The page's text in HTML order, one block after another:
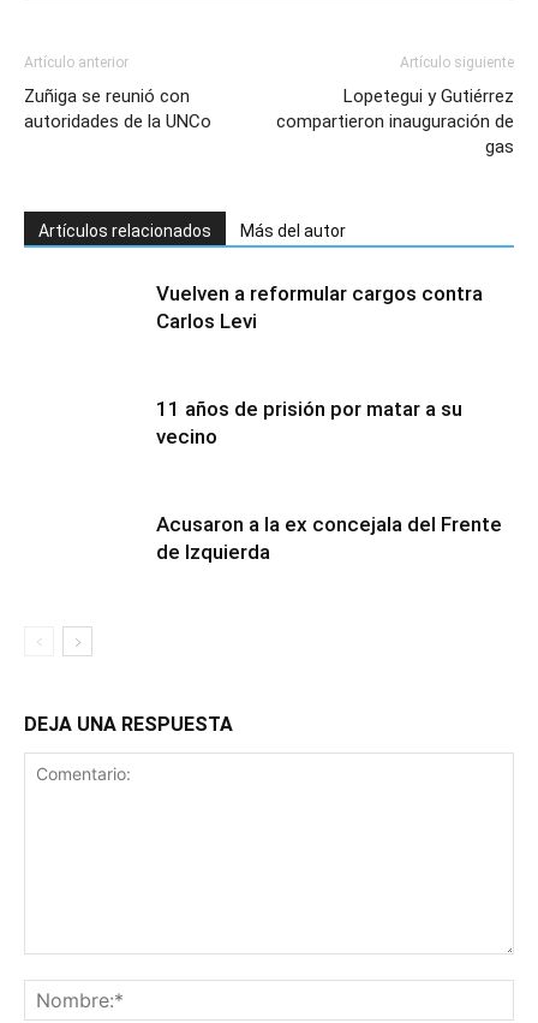
Artículo anterior
Zuñiga se reunió con
autoridades de la UNCo
Artículo siguiente
Lopetegui y Gutiérrez
compartieron inauguración de
gas
Artículos relacionados Más del autor
Vuelven a reformular cargos contra
Carlos Levi
11 años de prisión por matar a su
vecino
Acusaron a la ex concejala del Frente
de Izquierda
DEJA UNA RESPUESTA